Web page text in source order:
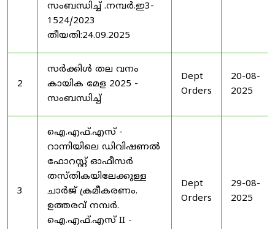
സംബന്ധിച്ച് .നമ്പർ.ഇ3-
1524/2023
തീയതി:24.09.2025
2
സർക്കിൾ തല വനം
കായിക മേള 2025 -
സംബന്ധിച്ച്
Dept
Orders
20-08-
2025
3
ഐ.എഫ്.എസ് -
റാന്നിയിലെ ഡിവിഷണൽ
ഫോറസ്റ്റ് ഓഫീസർ
തസ്തികയിലേക്കുള്ള
ചാർജ് ക്രമീകരണം.
ഉത്തരവ് നമ്പർ.
ഐ.എഫ്.എസ് II -
Dept
Orders
29-08-
2025